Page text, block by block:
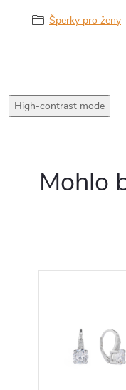
Šperky pro ženy
High-contrast mode
Mohlo